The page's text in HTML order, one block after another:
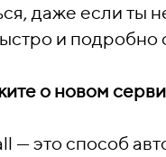
даже если ты
и подробно
о новом
— это способ